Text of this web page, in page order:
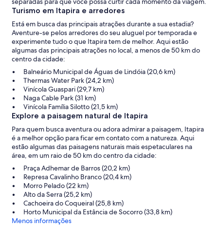
Turismo em Itapira e arredores
Está em busca das principais atrações durante a sua estadia?
Aventure-se pelos arredores do seu aluguel por temporada e
experimente tudo o que Itapira tem de melhor. Aqui estão
algumas das principais atrações no local, a menos de 50 km do
centro da cidade:
Balneário Municipal de Águas de Lindóia (20,6 km)
Thermas Water Park (24,2 km)
Vinícola Guaspari (29,7 km)
Naga Cable Park (31 km)
Vinícola Família Silotto (21,5 km)
Explore a paisagem natural de Itapira
Para quem busca aventura ou adora admirar a paisagem, Itapira
é a melhor opção para ficar em contato com a natureza. Aqui
estão algumas das paisagens naturais mais espetaculares na
área, em um raio de 50 km do centro da cidade:
Praça Adhemar de Barros (20,2 km)
Represa Cavalinho Branco (20,4 km)
Morro Pelado (22 km)
Alto da Serra (25,2 km)
Cachoeira do Coqueiral (25,8 km)
Horto Municipal da Estância de Socorro (33,8 km)
Menos informações